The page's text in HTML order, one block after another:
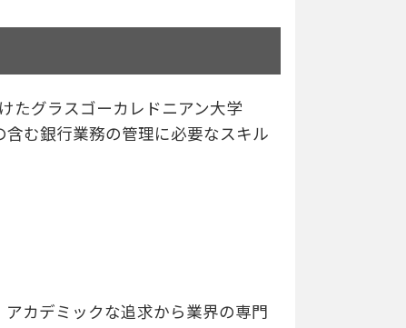
たグラスゴーカレドニアン大学
含む銀行業務の管理に必要なスキル
カデミックな追求から業界の専門